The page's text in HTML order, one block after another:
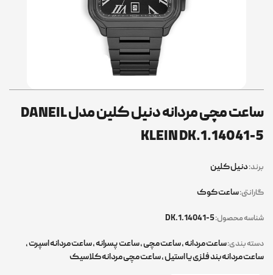
ساعت مچی مردانه دنیل کلین مدل DANEIL
KLEIN DK.1.14041-5
برند:دنیل کلین
گارانتی:ساعت کوک
شناسه محصول:
دسته بندی:ساعت مردانه,ساعت مچی,ساعت پسرانه,ساعت مردانه اسپرت,
ساعت مردانه بند فلزی یا استیل,ساعت مچی مردانه کلاسیک